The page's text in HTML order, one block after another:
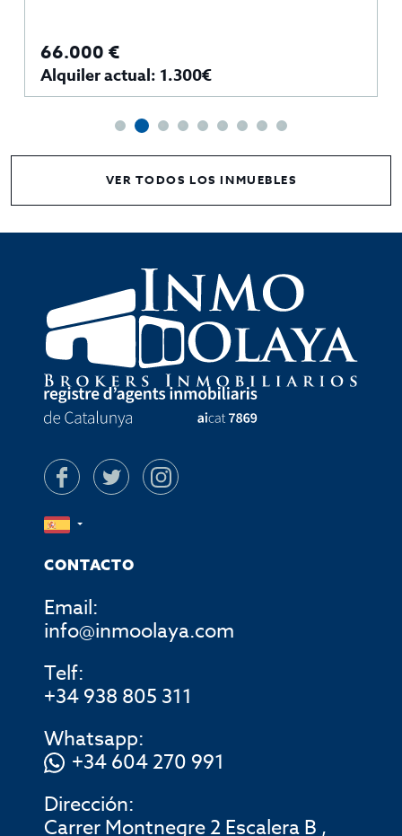
66.000 €
Alquiler actual: 1.300€
VER TODOS LOS INMUEBLES
CONTACTO
Email:
info@inmoolaya.com
Telf:
+34 938 805 311
Whatsapp:
+34 604 270 991
Dirección:
Carrer Montnegre 2 Escalera B ,